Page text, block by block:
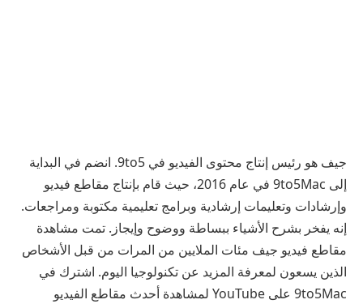
جيف هو رئيس إنتاج محتوى الفيديو في 9to5. انضم في البداية
إلى 9to5Mac في عام 2016، حيث قام بإنتاج مقاطع فيديو
وإرشادات وتعليمات إرشادية وبرامج تعليمية مكتوبة ومراجعات.
إنه يفخر بشرح الأشياء ببساطة ووضوح وإيجاز. تمت مشاهدة
مقاطع فيديو جيف مئات الملايين من المرات من قبل الأشخاص
الذين يسعون لمعرفة المزيد عن تكنولوجيا اليوم. اشترك في
9to5Mac على YouTube لمشاهدة أحدث مقاطع الفيديو